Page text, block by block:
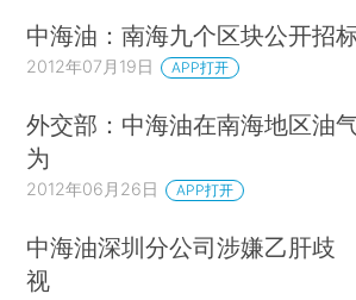
中海油：南海九个区块公开招
2012年07月19日 APP打开
外交部：中海油在南海地区油
为
2012年06月26日 APP打开
中海油深圳分公司涉嫌乙肝歧
视